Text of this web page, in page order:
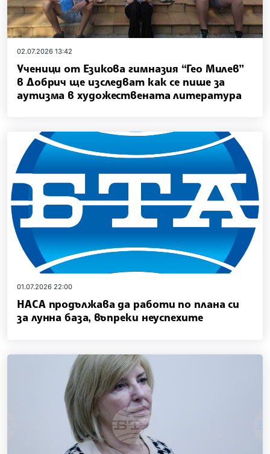
02.07.2026 13:42
Ученици от Езикова гимназия “Гео Милев”
в Добрич ще изследват как се пише за
аутизма в художествената литература
01.07.2026 22:00
НАСА продължава да работи по плана си
за лунна база, въпреки неуспехите